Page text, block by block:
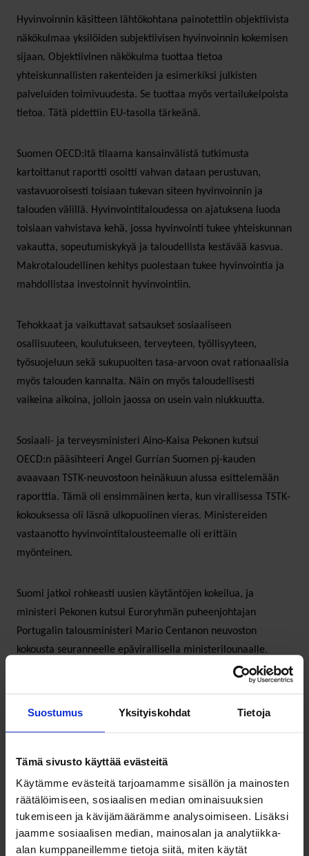
Suostumus Yksityiskohdat Tietoja
Tämä sivusto käyttää evästeitä
Käytämme evästeitä tarjoamamme sisällön ja mainosten
räätälöimiseen, sosiaalisen median ominaisuuksien
tukemiseen ja kävijämäärämme analysoimiseen. Lisäksi
jaamme sosiaalisen median, mainosalan ja analytiikka-
alan kumppaneillemme tietoja siitä, miten käytät
Hyvinvoinnin käsitteen lähtökohtana painotettiin objektiivista
näkökulmaa yksilöiden subjektiivisen hyvinvoinnin kokemisen
sijaan. Objektiivinen näkökulma tuottaa tietoa
yhteiskunnallisten rakenteiden ja esimerkiksi julkisten
palveluiden toimivuudesta. Se tuottaa myös vertailukelpoista
tietoa. Tätä pidettiin EU-tasolla tärkeänä.
Suomen OECD:ltä tilaama kansainvälistä tutkimusta
kartoittanut raportti osoitti vahvan dataan perustuvan,
vastavuoroisesti toisiaan tukevan siteen hyvinvoinnin ja
talouden välillä. Hyvinvointitaloudessa on ajatuksena luoda
toisiaan vahvistava kehä, jossa hyvinvointi tukee yhteiskunnan
vakautta, sopeutumiskykyä ja taloudellista kestävää kasvua.
Makrotaloudellinen kehitys puolestaan tukee hyvinvointia ja
mahdollistaa investoinnit hyvinvointiin.
Tehokkaat ja vaikuttavat satsaukset sosiaaliseen
osallisuuteen, koulutukseen, terveyteen, työllisyyteen,
työsuojeluun sekä sukupuolten tasa-arvoon ovat rationaalisia
myös talouden kannalta. Näin on myös taloudellisesti
vaikeina aikoina, jolloin jaossa on usein vain niukkuutta.
Sosiaali- ja terveysministeri Aino-Kaisa Pekonen kutsui
OECD:n pääsihteeri Angel Gurrían Suomen pj-kauden
avaavaan TSTK-neuvostoon heinäkuun alussa esittelemään
raporttia. Tämä oli ensimmäinen kerta, kun virallisessa TSTK-
kokouksessa oli läsnä ulkopuolinen vieras. Ministereiden
vastaanotto hyvinvointitalousteemalle oli erittäin
myönteinen.
Suomi jatkoi rohkeasti uusien käytäntöjen kokeilua, ja
ministeri Pekonen kutsui Euroryhmän puheenjohtajan
Portugalin talousministeri Mario Centanon neuvoston
kokousta seuranneelle epävirallisella ministerilounaalle.
Lounaalle osallistui myös komission talousasioista vastaava
hallinnonalojen välistä keskustelua EU:ssa tarvitaan.
Ministereiden keskustelun antaman raamin myötä oli
virkamiestasolla hyvä aloittaa päätelmien valmistelut.